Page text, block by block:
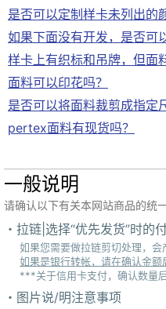
是否可以定制样卡未列出的
如果下面没有开发，是否可
样卡上有织标和吊牌，但面
面料可以印花吗？
是否可以将面料裁剪成指定
pertex面料有现货吗？
一般说明
请确认以下有关本网站商品的统一
拉链|选择“优先发货”时的
如果您需要做拉链剪切处理，会
如果是银行转帐，请在确认金额
***关于信用卡支付，确认数量
图片说/明注意事项